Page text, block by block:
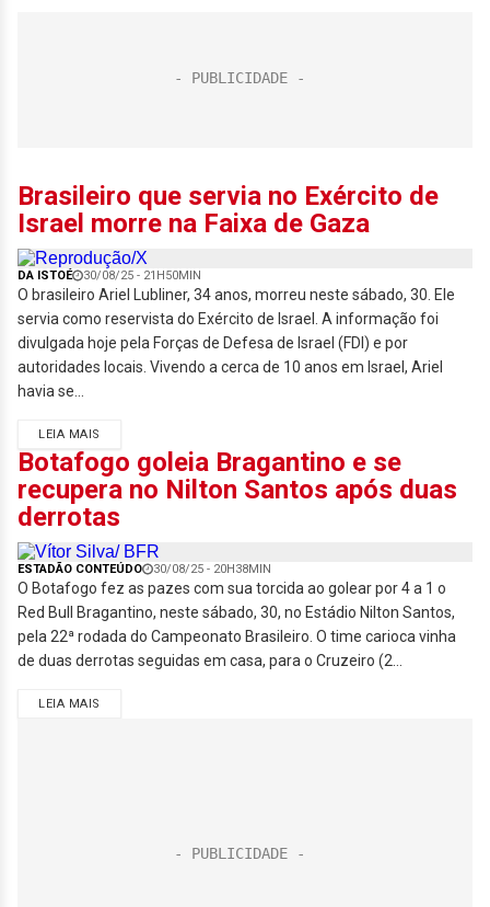
Brasileiro que servia no Exército de
Israel morre na Faixa de Gaza
DA ISTOÉ 30/08/25 - 21H50MIN
O brasileiro Ariel Lubliner, 34 anos, morreu neste sábado, 30. Ele
servia como reservista do Exército de Israel. A informação foi
divulgada hoje pela Forças de Defesa de Israel (FDI) e por
autoridades locais. Vivendo a cerca de 10 anos em Israel, Ariel
havia se...
LEIA MAIS
Botafogo goleia Bragantino e se
recupera no Nilton Santos após duas
derrotas
ESTADÃO CONTEÚDO 30/08/25 - 20H38MIN
O Botafogo fez as pazes com sua torcida ao golear por 4 a 1 o
Red Bull Bragantino, neste sábado, 30, no Estádio Nilton Santos,
pela 22ª rodada do Campeonato Brasileiro. O time carioca vinha
de duas derrotas seguidas em casa, para o Cruzeiro (2...
LEIA MAIS